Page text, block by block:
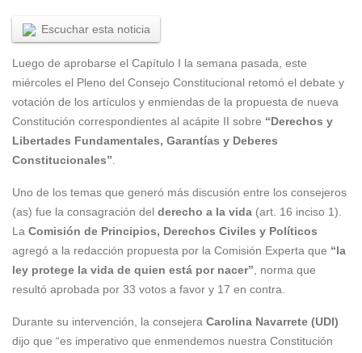
Escuchar esta noticia
Luego de aprobarse el Capítulo I la semana pasada, este
miércoles el Pleno del Consejo Constitucional retomó el debate y
votación de los artículos y enmiendas de la propuesta de nueva
Constitución correspondientes al acápite II sobre “Derechos y
Libertades Fundamentales, Garantías y Deberes
Constitucionales”.
Uno de los temas que generó más discusión entre los consejeros
(as) fue la consagración del derecho a la vida (art. 16 inciso 1).
La Comisión de Principios, Derechos Civiles y Políticos
agregó a la redacción propuesta por la Comisión Experta que “la
ley protege la vida de quien está por nacer”, norma que
resultó aprobada por 33 votos a favor y 17 en contra.
Durante su intervención, la consejera Carolina Navarrete (UDI)
dijo que “es imperativo que enmendemos nuestra Constitución